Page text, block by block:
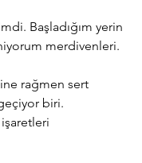
Başladığım yerin
merdivenleri.
rağmen sert
biri.